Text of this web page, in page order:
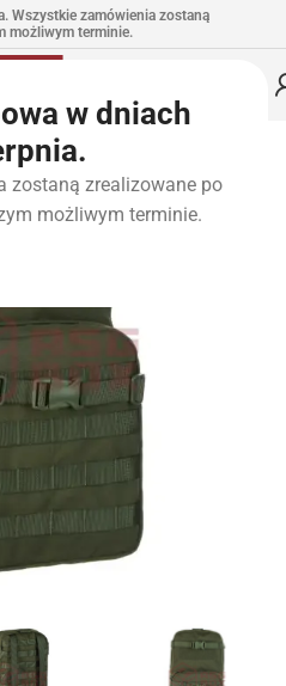
w dniach
zostaną zrealizowane po
możliwym terminie.
Wszystkie zamówienia zostaną
możliwym terminie.